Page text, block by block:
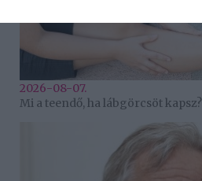
2026-08-07.
Mi a teendő, ha lábgörcsöt kapsz?